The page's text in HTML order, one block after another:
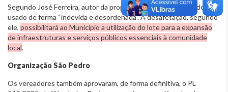
Segundo José Ferreira, autor da proposta, o lote estaria sendo
usado de forma “indevida e desordenada”. A desafetação, segundo
ele, possibilitará ao Município a utilização do lote para a expansão
de infraestruturas e serviços públicos essenciais à comunidade
local.
Organização São Pedro
Os vereadores também aprovaram, de forma definitiva, o PL